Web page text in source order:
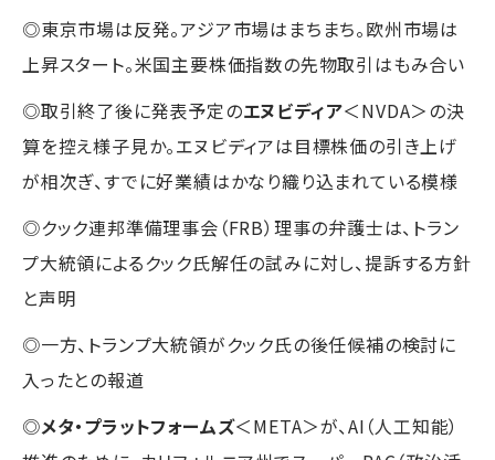
◎東京市場は反発。アジア市場はまちまち。欧州市場は
上昇スタート。米国主要株価指数の先物取引はもみ合い
◎取引終了後に発表予定のエヌビディア＜NVDA＞の決
算を控え様子見か。エヌビディアは目標株価の引き上げ
が相次ぎ、すでに好業績はかなり織り込まれている模様
◎クック連邦準備理事会（FRB）理事の弁護士は、トラン
プ大統領によるクック氏解任の試みに対し、提訴する方針
と声明
◎一方、トランプ大統領がクック氏の後任候補の検討に
入ったとの報道
◎メタ・プラットフォームズ＜META＞が、AI（人工知能）